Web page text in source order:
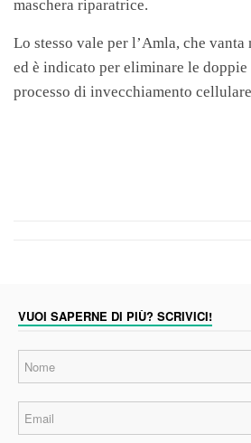
maschera riparatrice.
Lo stesso vale per l’Amla, che vanta
ed è indicato per eliminare le
processo di invecchiamento
VUOI SAPERNE DI PIÙ? SCRIVICI!